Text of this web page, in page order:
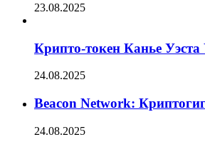
23.08.2025
Крипто-токен Канье
24.08.2025
Beacon Network:
24.08.2025